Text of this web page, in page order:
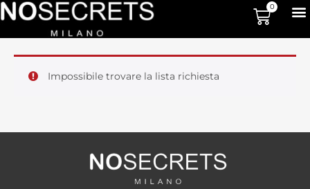
0
Impossibile trovare la lista richiesta